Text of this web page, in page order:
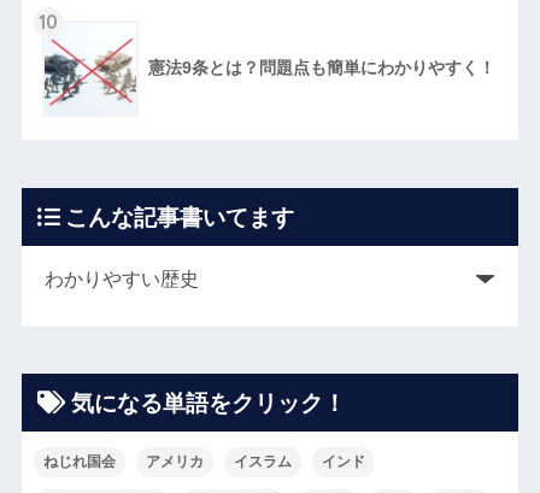
10
憲法9条とは？問題点も簡単にわかりやすく！
こんな記事書いてます
気になる単語をクリック！
ねじれ国会 アメリカ イスラム インド